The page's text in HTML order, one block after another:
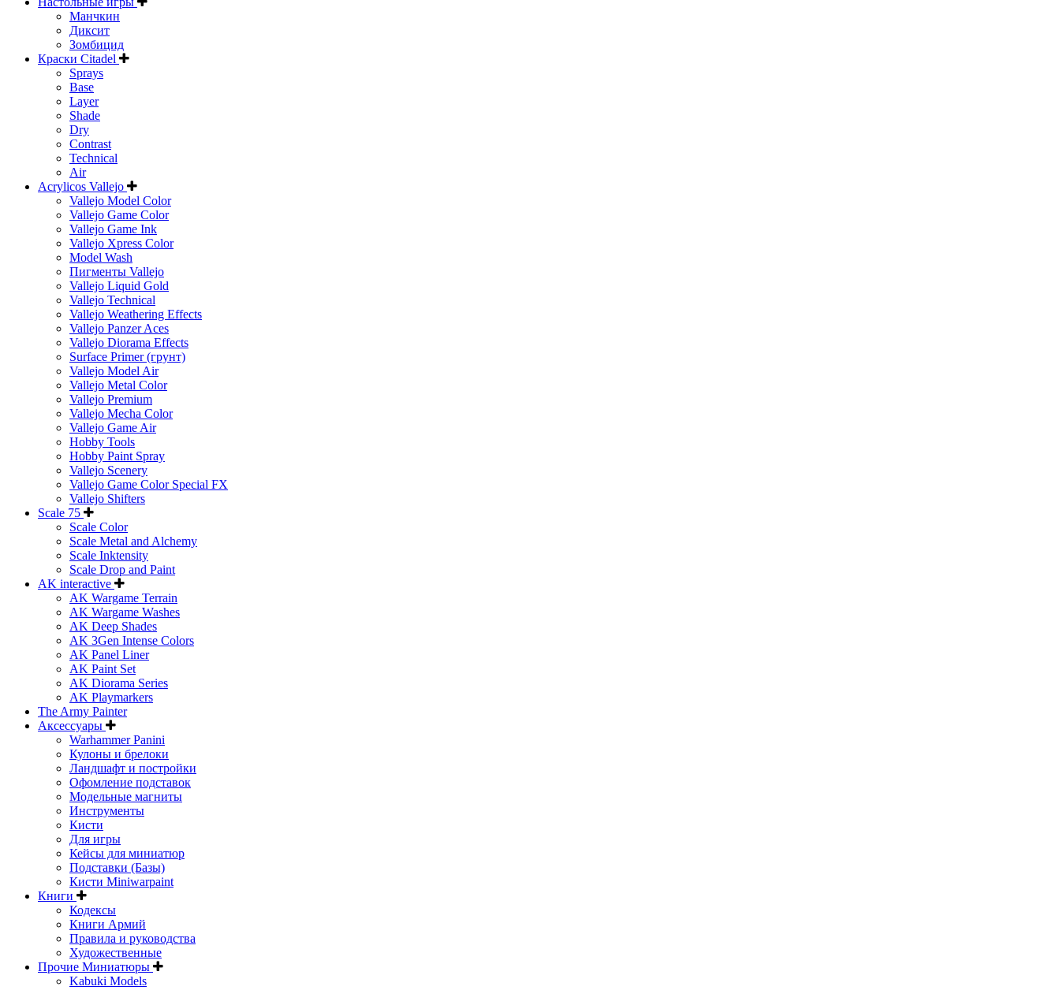
Манчкин
Диксит
Зомбицид
Краски Citadel
Sprays
Base
Layer
Shade
Dry
Contrast
Technical
Air
Acrylicos Vallejo
Vallejo Model Color
Vallejo Game Color
Vallejo Game Ink
Vallejo Xpress Color
Model Wash
Пигменты Vallejo
Vallejo Liquid Gold
Vallejo Technical
Vallejo Weathering Effects
Vallejo Panzer Aces
Vallejo Diorama Effects
Surface Primer (грунт)
Vallejo Model Air
Vallejo Metal Color
Vallejo Premium
Vallejo Mecha Color
Vallejo Game Air
Hobby Tools
Hobby Paint Spray
Vallejo Scenery
Vallejo Game Color Special FX
Vallejo Shifters
Scale 75
Scale Color
Scale Metal and Alchemy
Scale Inktensity
Scale Drop and Paint
AK interactive
AK Wargame Terrain
AK Wargame Washes
AK Deep Shades
AK 3Gen Intense Colors
AK Panel Liner
AK Paint Set
AK Diorama Series
AK Playmarkers
The Army Painter
Аксессуары
Warhammer Panini
Кулоны и брелоки
Ландшафт и постройки
Офомление подставок
Модельные магниты
Инструменты
Кисти
Для игры
Кейсы для миниатюр
Подставки (Базы)
Кисти Miniwarpaint
Книги
Кодексы
Книги Армий
Правила и руководства
Художественные
Прочие Миниатюры
Kabuki Models